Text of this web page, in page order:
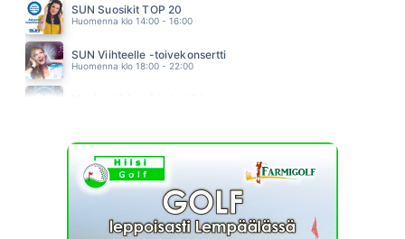
SUN Suosikit TOP 20
Huomenna klo 14:00 - 16:00
SUN Viihteelle -toivekonsertti
Huomenna klo 18:00 - 22:00